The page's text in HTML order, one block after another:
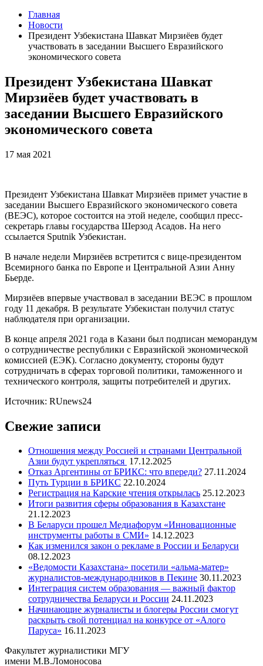
Главная
Новости
Президент Узбекистана Шавкат Мирзиёев будет
участвовать в заседании Высшего Евразийского
экономического совета
Президент Узбекистана Шавкат
Мирзиёев будет участвовать в
заседании Высшего Евразийского
экономического совета
17 мая 2021
Президент Узбекистана Шавкат Мирзиёев примет участие в
заседании Высшего Евразийского экономического совета
(ВЕЭС), которое состоится на этой неделе, сообщил пресс-
секретарь главы государства Шерзод Асадов. На него
ссылается Sputnik Узбекистан.
В начале недели Мирзиёев встретится с вице-президентом
Всемирного банка по Европе и Центральной Азии Анну
Бьерде.
Мирзиёев впервые участвовал в заседании ВЕЭС в прошлом
году 11 декабря. В результате Узбекистан получил статус
наблюдателя при организации.
В конце апреля 2021 года в Казани был подписан меморандум
о сотрудничестве республики с Евразийской экономической
комиссией (ЕЭК). Согласно документу, стороны будут
сотрудничать в сферах торговой политики, таможенного и
технического контроля, защиты потребителей и других.
Источник: RUnews24
Свежие записи
Отношения между Россией и странами Центральной
Азии будут укрепляться 17.12.2025
Отказ Аргентины от БРИКС: что впереди? 27.11.2024
Путь Турции в БРИКС 22.10.2024
Регистрация на Карские чтения открылась 25.12.2023
Итоги развития сферы образования в Казахстане
21.12.2023
В Беларуси прошел Медиафорум «Инновационные
инструменты работы в СМИ» 14.12.2023
Как изменился закон о рекламе в России и Беларуси
08.12.2023
«Ведомости Казахстана» посетили «альма-матер»
журналистов-международников в Пекине 30.11.2023
Интеграция систем образования — важный фактор
сотрудничества Беларуси и России 24.11.2023
Начинающие журналисты и блогеры России смогут
раскрыть свой потенциал на конкурсе от «Алого
Паруса» 16.11.2023
Факультет журналистики МГУ
имени М.В.Ломоносова